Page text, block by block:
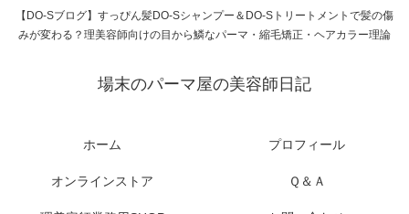
【DO-Sブログ】すっぴん髪DO-Sシャンプー＆DO-Sトリートメントで髪の傷
みが変わる？理美容師向けの目から鱗なパーマ・縮毛矯正・ヘアカラー理論
場末のパーマ屋の美容師日記
ホーム プロフィール
オンラインストア Ｑ＆Ａ